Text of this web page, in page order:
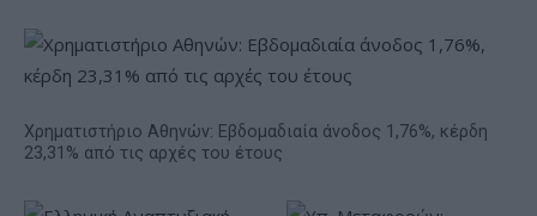
Χρηματιστήριο Αθηνών: Εβδομαδιαία άνοδος 1,76%, κέρδη
23,31% από τις αρχές του έτους